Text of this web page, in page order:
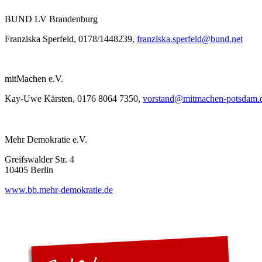
BUND LV Brandenburg
Franziska Sperfeld, 0178/1448239, franziska.sperfeld@bund.net
mitMachen e.V.
Kay-Uwe Kärsten, 0176 8064 7350, vorstand@mitmachen-
Mehr Demokratie e.V.
Greifswalder Str. 4
10405 Berlin
www.bb.mehr-demokratie.de